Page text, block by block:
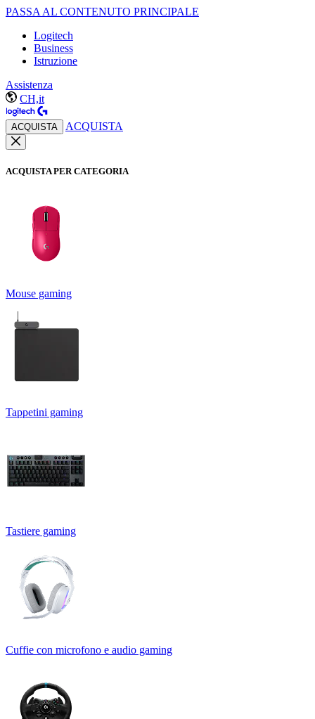
PASSA AL CONTENUTO PRINCIPALE
Logitech
Business
Istruzione
Assistenza
CH,it
ACQUISTA ACQUISTA
ACQUISTA PER CATEGORIA
Mouse gaming
Tappetini gaming
Tastiere gaming
Cuffie con microfono e audio gaming